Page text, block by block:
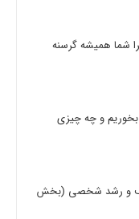
شما همیشه گرسنه
و چه چیزی
و رشد شخصی (بخش